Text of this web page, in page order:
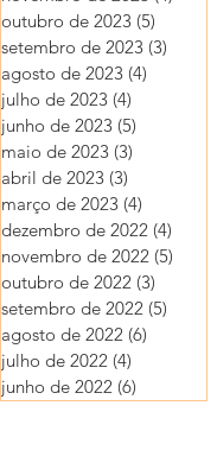
outubro de 2023 (5)
setembro de 2023 (3)
agosto de 2023 (4)
julho de 2023 (4)
junho de 2023 (5)
maio de 2023 (3)
abril de 2023 (3)
março de 2023 (4)
dezembro de 2022 (4)
novembro de 2022 (5)
outubro de 2022 (3)
setembro de 2022 (5)
agosto de 2022 (6)
julho de 2022 (4)
junho de 2022 (6)